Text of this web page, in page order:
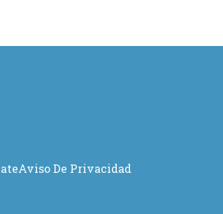
Aviso De Privacidad